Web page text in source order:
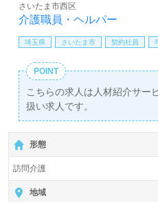
介護職員・ヘルパー
さいたま市西区
埼玉県 さいたま市 契約社員
POINT
こちらの求人は人材紹介サー
扱い求人です。
詳細に関してお気軽にご相談
【無料】で皆さんの転職活動
形態
訪問介護
地域